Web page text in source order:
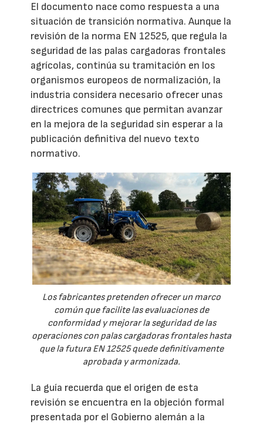
El documento nace como respuesta a una
situación de transición normativa. Aunque la
revisión de la norma EN 12525, que regula la
seguridad de las palas cargadoras frontales
agrícolas, continúa su tramitación en los
organismos europeos de normalización, la
industria considera necesario ofrecer unas
directrices comunes que permitan avanzar
en la mejora de la seguridad sin esperar a la
publicación definitiva del nuevo texto
normativo.
Los fabricantes pretenden ofrecer un marco
común que facilite las evaluaciones de
conformidad y mejorar la seguridad de las
operaciones con palas cargadoras frontales hasta
que la futura EN 12525 quede definitivamente
aprobada y armonizada.
La guía recuerda que el origen de esta
revisión se encuentra en la objeción formal
presentada por el Gobierno alemán a la